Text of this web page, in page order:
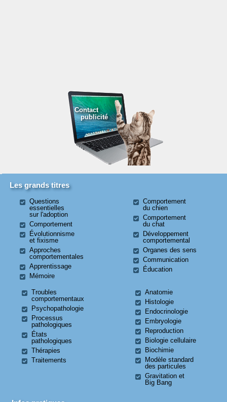
Contact
publicité
Les grands titres
Questions
essentielles
sur l'adoption
Comportement
Évolutionnisme
et fixisme
Approches
comportementales
Apprentissage
Mémoire
Comportement
du chien
Comportement
du chat
Développement
comportemental
Organes des sens
Communication
Éducation
Troubles
comportementaux
Psychopathologie
Processus
pathologiques
États
pathologiques
Thérapies
Traitements
Anatomie
Histologie
Endocrinologie
Embryologie
Reproduction
Biologie cellulaire
Biochimie
Modèle standard
des particules
Gravitation et
Big Bang